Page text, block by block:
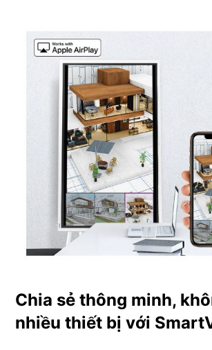
Chia sẻ thông minh,
nhiều thiết bị với